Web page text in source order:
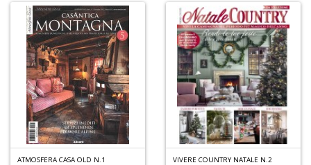
ATMOSFERA CASA OLD N.1 VIVERE COUNTRY NATALE N.2